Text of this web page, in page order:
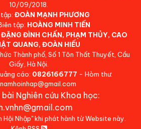
10/09/2018.
ĐOÀN MẠNH PHƯƠNG
tập: HOÀNG MINH TIẾN
ĐẶNG ĐÌNH CHẤN, PHẠM THỦY, CAO
QUANG, ĐOÀN HIẾU
Thành phố, Số 1 Tôn Thất Thuyết, Cầu
Giấy, Hà Nội.
cáo: 0826166777 - Hòm thư:
bài Nghiên cứu Khoa học:
Hội Nhập" khi phát hành từ Website này.